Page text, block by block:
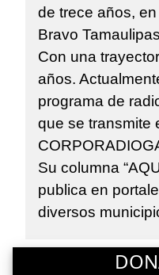
de trece años,
Bravo
Con una
años.
programa de
que se transmite
Su columna
publica en
diversos